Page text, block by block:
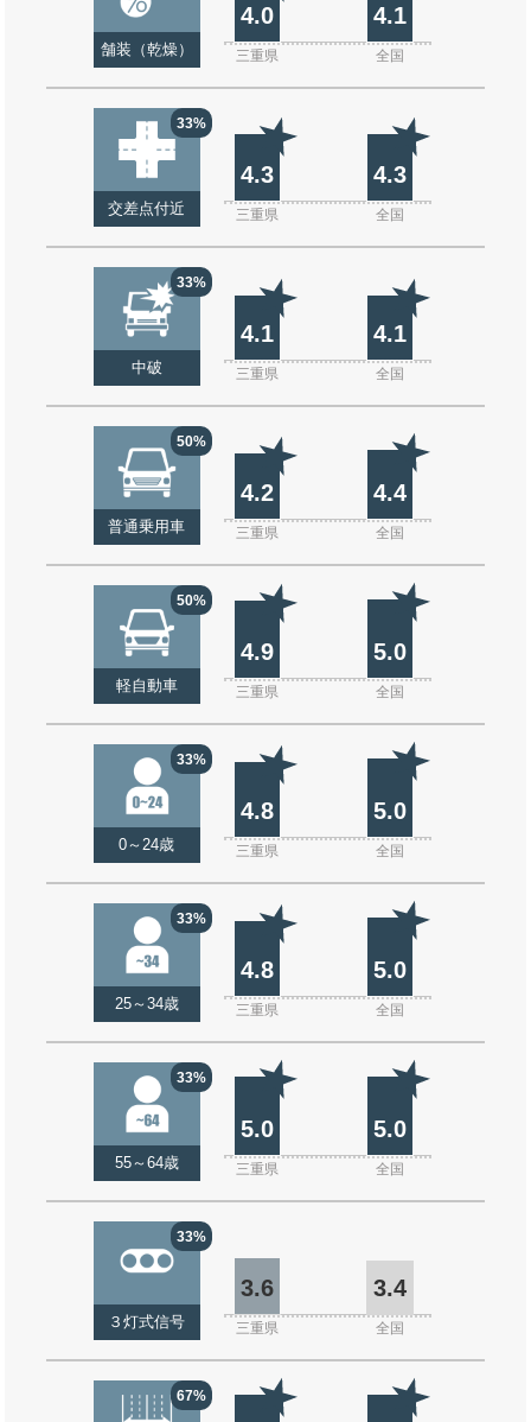
舗装（乾燥）
4.0 4.1
三重県 全国
33%
交差点付近
4.3 4.3
三重県 全国
33%
中破
4.1 4.1
三重県 全国
50%
普通乗用車
4.2 4.4
三重県 全国
50%
軽自動車
4.9 5.0
三重県 全国
33%
0～24歳
4.8 5.0
三重県 全国
33%
25～34歳
4.8 5.0
三重県 全国
33%
55～64歳
5.0 5.0
三重県 全国
33%
３灯式信号
3.6 3.4
三重県 全国
67%